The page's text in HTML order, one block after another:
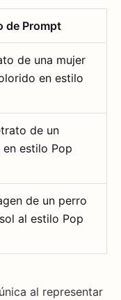
de Prompt
de una mujer
en estilo
de un
estilo Pop
de un perro
al estilo Pop
al representar